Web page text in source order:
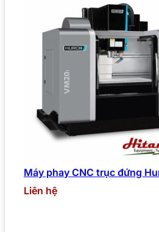
Máy phay CNC trục đứng
Liên hệ